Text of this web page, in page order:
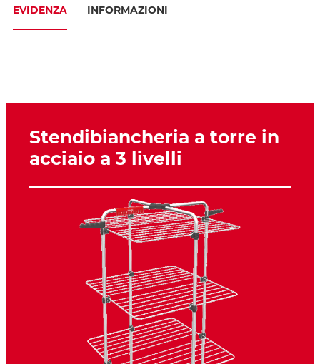
EVIDENZA
INFORMAZIONI
Stendibiancheria a torre in
acciaio a 3 livelli